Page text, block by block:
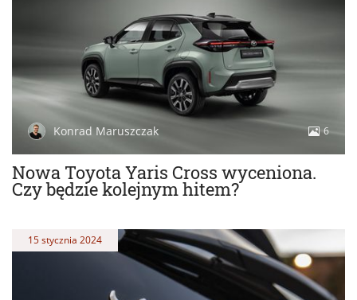
Nowa Toyota Yaris Cross wyceniona.
Czy będzie kolejnym hitem?
Konrad Maruszczak 6
15 stycznia 2024